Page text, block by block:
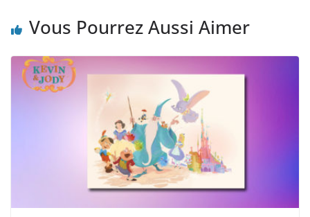
Vous Pourrez Aussi Aimer